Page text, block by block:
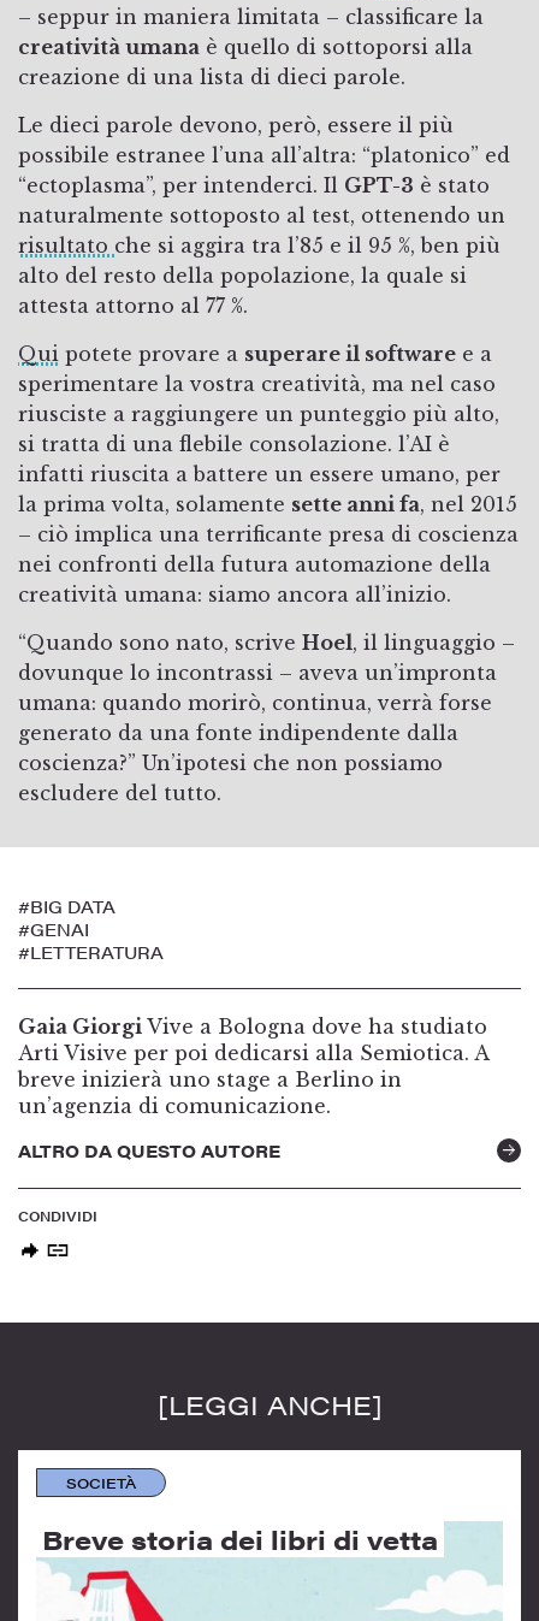
– seppur in maniera limitata – classificare la
creatività umana è quello di sottoporsi alla
creazione di una lista di dieci parole.
Le dieci parole devono, però, essere il più
possibile estranee l’una all’altra: “platonico” ed
“ectoplasma”, per intenderci. Il GPT-3 è stato
naturalmente sottoposto al test, ottenendo un
risultato che si aggira tra l’85 e il 95 %, ben più
alto del resto della popolazione, la quale si
attesta attorno al 77 %.
Qui potete provare a superare il software e a
sperimentare la vostra creatività, ma nel caso
riusciste a raggiungere un punteggio più alto,
si tratta di una flebile consolazione. l’AI è
infatti riuscita a battere un essere umano, per
la prima volta, solamente sette anni fa, nel 2015
– ciò implica una terrificante presa di coscienza
nei confronti della futura automazione della
creatività umana: siamo ancora all’inizio.
“Quando sono nato, scrive Hoel, il linguaggio –
dovunque lo incontrassi – aveva un’impronta
umana: quando morirò, continua, verrà forse
generato da una fonte indipendente dalla
coscienza?” Un’ipotesi che non possiamo
escludere del tutto.
#BIG DATA
#GENAI
#LETTERATURA
Gaia Giorgi Vive a Bologna dove ha studiato
Arti Visive per poi dedicarsi alla Semiotica. A
breve inizierà uno stage a Berlino in
un’agenzia di comunicazione.
ALTRO DA QUESTO AUTORE
CONDIVIDI
[LEGGI ANCHE]
SOCIETÀ
Breve storia dei libri di vetta